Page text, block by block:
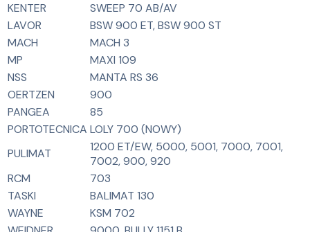
KENTER
SWEEP 70 AB/AV
LAVOR
BSW 900 ET, BSW 900 ST
MACH
MACH 3
MP
MAXI 109
NSS
MANTA RS 36
OERTZEN
900
PANGEA
85
PORTOTECNICA LOLY 700 (NOWY)
PULIMAT
1200 ET/EW, 5000, 5001, 7000, 7001,
7002, 900, 920
RCM
703
TASKI
BALIMAT 130
WAYNE
KSM 702